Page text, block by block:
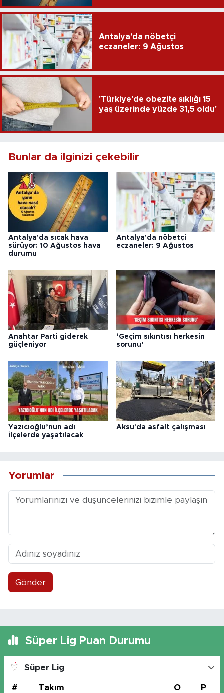
Antalya'da nöbetçi
eczaneler: 9 Ağustos
'Türkiye'de obezite sıklığı 15
yaş üzerinde yüzde 31,5 oldu'
Bunlar da ilginizi çekebilir
Antalya'da sıcak hava
sürüyor: 10 Ağustos hava
durumu
Antalya'da nöbetçi
eczaneler: 9 Ağustos
Anahtar Parti giderek
güçleniyor
‘Geçim sıkıntısı herkesin
sorunu’
Yazıcıoğlu’nun adı
ilçelerde yaşatılacak
Aksu'da asfalt çalışması
Yorumlar
Gönder
Süper Lig Puan Durumu
Süper Lig
# Takım O P